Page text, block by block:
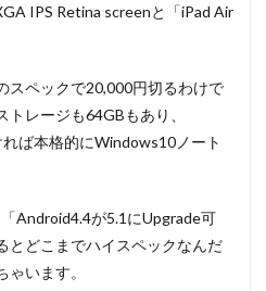
IPS Retina screenと「iPad Air
スペックで20,000円切るわけで
レージも64GBもあり、
ば本格的にWindows10ノート
Android4.4が5.1にUpgrade可
とどこまでハイスペックなんだ
います。